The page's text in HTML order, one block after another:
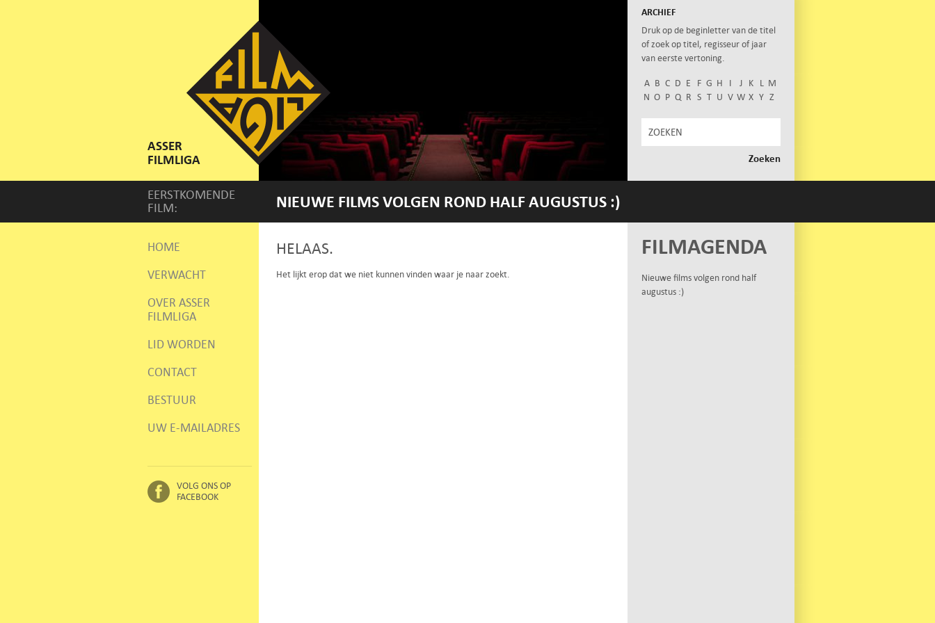
ASSER
FILMLIGA
ARCHIEF
Druk op de beginletter van de titel
of zoek op titel, regisseur of jaar
van eerste vertoning.
A B C D E F G H I J K L M
N O P Q R S T U V W X Y Z
EERSTKOMENDE
FILM:
NIEUWE FILMS VOLGEN ROND HALF AUGUSTUS :)
HOME
VERWACHT
OVER ASSER
FILMLIGA
LID WORDEN
CONTACT
BESTUUR
UW E-MAILADRES
VOLG ONS OP
FACEBOOK
HELAAS.
Het lijkt erop dat we niet kunnen vinden waar je naar zoekt.
FILMAGENDA
Nieuwe films volgen rond half
augustus :)